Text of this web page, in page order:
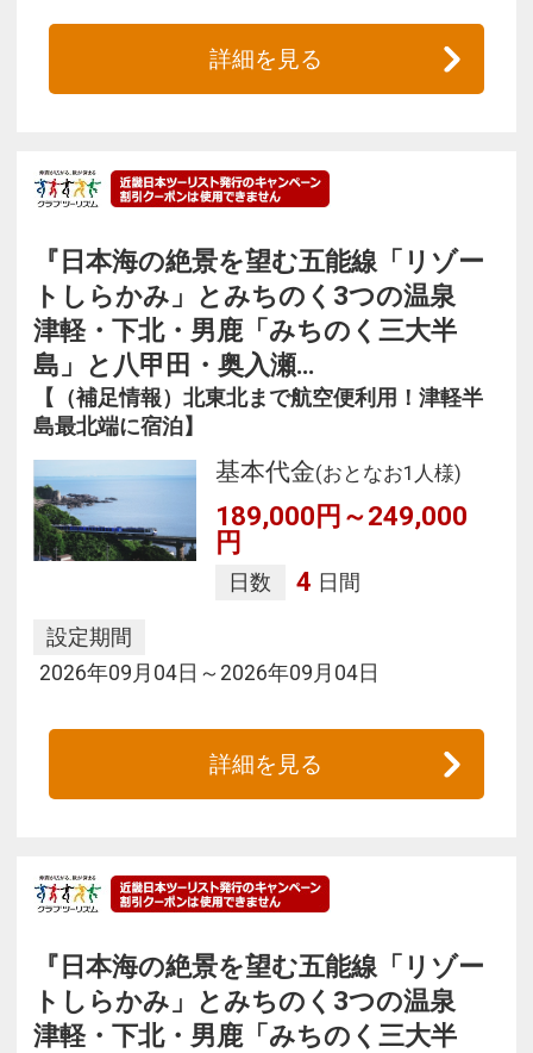
詳細を見る
『日本海の絶景を望む五能線「リゾー
トしらかみ」とみちのく3つの温泉
津軽・下北・男鹿「みちのく三大半
島」と八甲田・奥入瀬…
【（補足情報）北東北まで航空便利用！津軽半
島最北端に宿泊】
基本代金(おとなお1人様)
189,000円～249,000
円
日数 4 日間
設定期間
2026年09月04日～2026年09月04日
詳細を見る
『日本海の絶景を望む五能線「リゾー
トしらかみ」とみちのく3つの温泉
津軽・下北・男鹿「みちのく三大半